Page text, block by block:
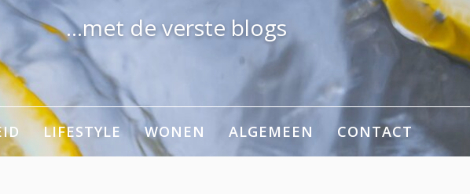
…met de verste blogs
LIFESTYLE WONEN ALGEMEEN CONTACT